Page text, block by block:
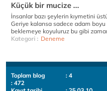
Küçük bir mucize ...
İnsanlar bazı şeylerin kıymetini
Geriye kalansa sadece adam boyu
beklemeye koyuluruz bu gibi
Kategori : Deneme
Toplam blog
: 4
: 472